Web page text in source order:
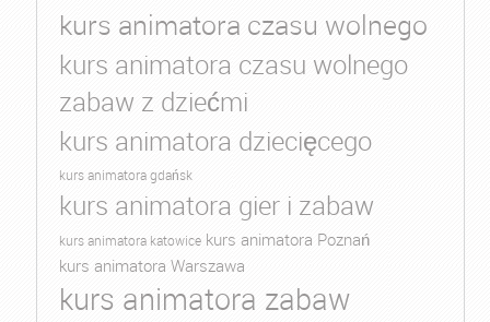
kurs animatora czasu wolnego
kurs animatora czasu wolnego
zabaw z dziećmi
kurs animatora dziecięcego
kurs animatora gdańsk
kurs animatora gier i zabaw
kurs animatora katowice kurs animatora Poznań
kurs animatora Warszawa
kurs animatora zabaw